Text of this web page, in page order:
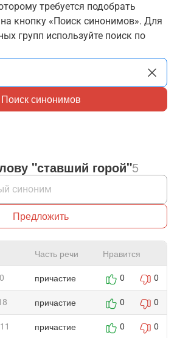
требуется подобрать
кнопку «Поиск синонимов». Для
групп используйте поиск по
Поиск синонимов
"ставший горой"5
Предложить
Часть речи Нравится
причастие 0 0
причастие 0 0
11 причастие 0 0